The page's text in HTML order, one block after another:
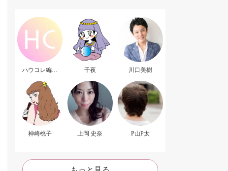
ハウコレ編集
千夜 川口美樹
神崎桃子 上岡 史奈 P山P太